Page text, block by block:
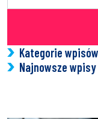
Kategorie wpisów
Najnowsze wpisy